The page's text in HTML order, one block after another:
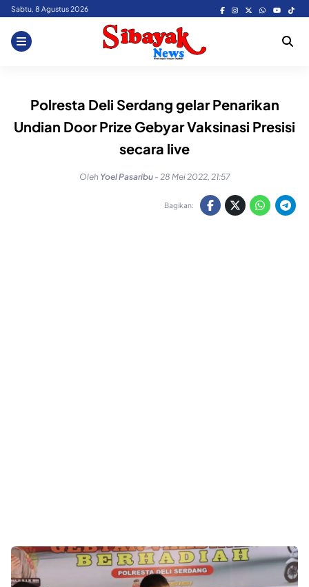
Skip
content
Sabtu, 8 Agustus 2026
Polresta Deli Serdang gelar Penarikan
Undian Door Prize Gebyar Vaksinasi Presisi
secara live
Oleh Yoel Pasaribu - 28 Mei 2022, 21:57
Bagikan: